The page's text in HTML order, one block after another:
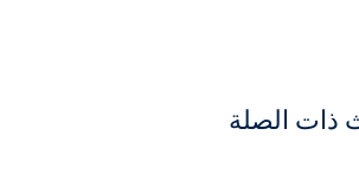
ذات الصلة